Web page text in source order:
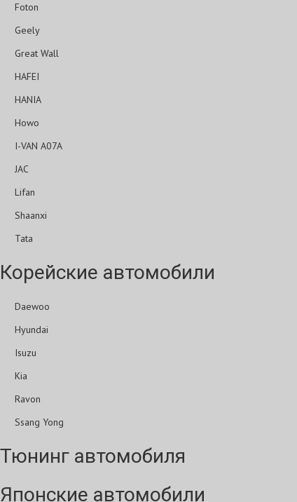
Foton
Geely
Great Wall
HAFEI
HANIA
Howo
I-VAN A07A
JAC
Lifan
Shaanxi
Tata
Корейские автомобили
Daewoo
Hyundai
Isuzu
Kia
Ravon
Ssang Yong
Тюнинг автомобиля
Японские автомобили